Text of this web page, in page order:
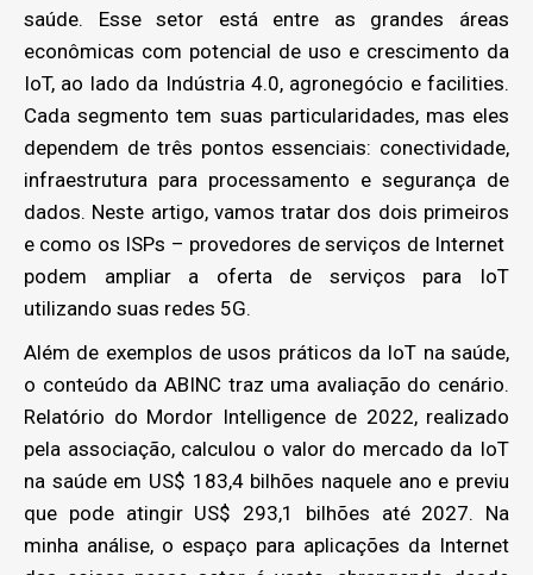
saúde. Esse setor está entre as grandes áreas
econômicas com potencial de uso e crescimento da
IoT, ao lado da Indústria 4.0, agronegócio e facilities.
Cada segmento tem suas particularidades, mas eles
dependem de três pontos essenciais: conectividade,
infraestrutura para processamento e segurança de
dados. Neste artigo, vamos tratar dos dois primeiros
e como os ISPs – provedores de serviços de Internet
podem ampliar a oferta de serviços para IoT
utilizando suas redes 5G.
Além de exemplos de usos práticos da IoT na saúde,
o conteúdo da ABINC traz uma avaliação do cenário.
Relatório do Mordor Intelligence de 2022, realizado
pela associação, calculou o valor do mercado da IoT
na saúde em US$ 183,4 bilhões naquele ano e previu
que pode atingir US$ 293,1 bilhões até 2027. Na
minha análise, o espaço para aplicações da Internet